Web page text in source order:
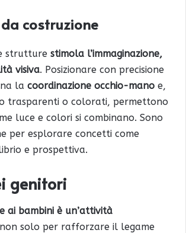
costruzione
strutture stimola l’immaginazione,
visiva. Posizionare con precisione
la coordinazione occhio-mano e,
trasparenti o colorati, permettono
luce e colori si combinano. Sono
per esplorare concetti come
e prospettiva.
genitori
ai bambini è un’attività
non solo per rafforzare il legame